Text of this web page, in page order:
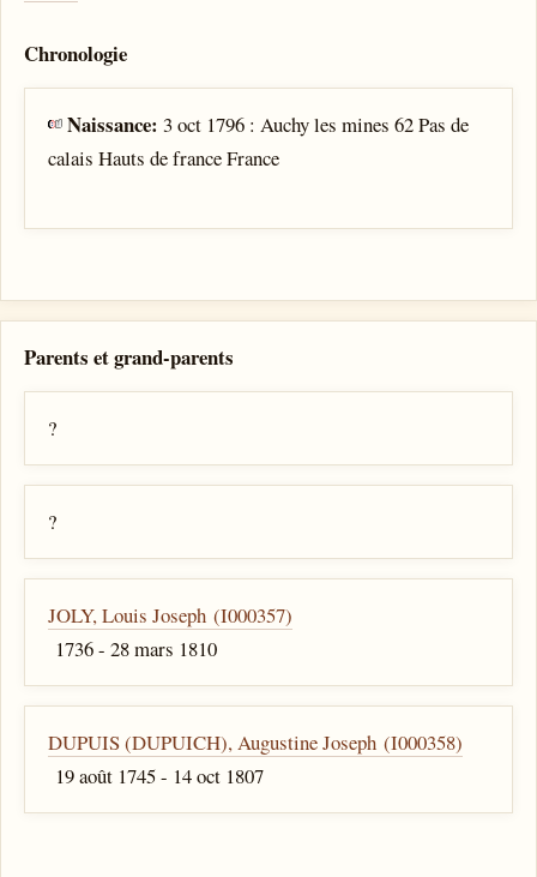
Chronologie
Naissance:3 oct 1796 : Auchy les mines 62 Pas de
calais Hauts de france France
Parents et grand-parents
?
?
JOLY, Louis Joseph (I000357)
1736 - 28 mars 1810
DUPUIS (DUPUICH), Augustine Joseph (I000358)
19 août 1745 - 14 oct 1807